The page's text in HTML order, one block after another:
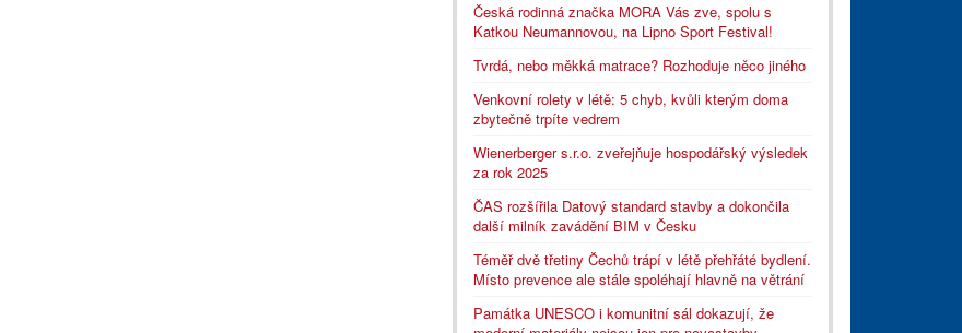
Česká rodinná značka MORA Vás zve, spolu s
Katkou Neumannovou, na Lipno Sport Festival!
Tvrdá, nebo měkká matrace? Rozhoduje něco jiného
Venkovní rolety v létě: 5 chyb, kvůli kterým doma
zbytečně trpíte vedrem
Wienerberger s.r.o. zveřejňuje hospodářský výsledek
za rok 2025
ČAS rozšířila Datový standard stavby a dokončila
další milník zavádění BIM v Česku
Téměř dvě třetiny Čechů trápí v létě přehřáté bydlení.
Místo prevence ale stále spoléhají hlavně na větrání
Památka UNESCO i komunitní sál dokazují, že